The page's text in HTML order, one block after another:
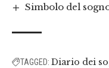
Simbolo del
TAGGED: Diario dei